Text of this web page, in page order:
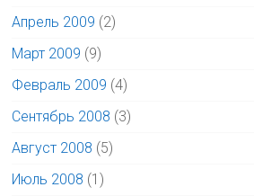
Апрель 2009 (2)
Март 2009 (9)
Февраль 2009 (4)
Сентябрь 2008 (3)
Август 2008 (5)
Июль 2008 (1)